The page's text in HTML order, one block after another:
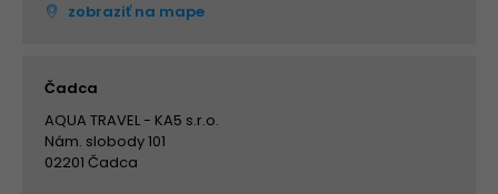
zobraziť na mape
Čadca
AQUA TRAVEL - KA5 s.r.o.
Nám. slobody 101
02201 Čadca